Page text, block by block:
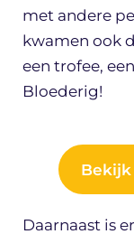
met andere
kwamen ook
een trofee,
Bloederig!
Bekijk
Daarnaast is